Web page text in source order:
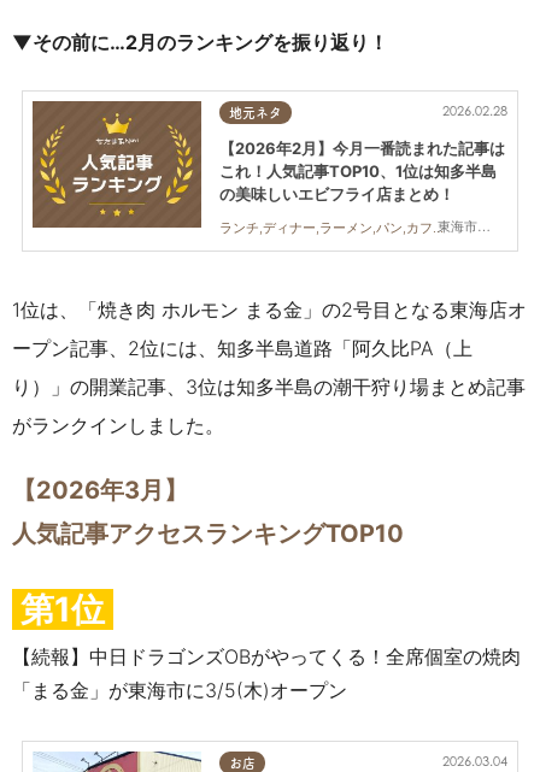
▼その前に…2月のランキングを振り返り！
地元ネタ
東海市,大府市,知多市,東浦町,阿久比町,半田市,常滑市,武豊町,美浜町,南知多町
2026.02.28
【2026年2月】今月一番読まれた記事は
これ！人気記事TOP10、1位は知多半島
の美味しいエビフライ店まとめ！
ランチ,ディナー,ラーメン,パン,カフェ,スイーツ,開店,観光,まとめ記事
1位は、「焼き肉 ホルモン まる金」の2号目となる東海店オ
ープン記事、 2位には、 知多半島道路「阿久比PA（上
り）」の開業記事、3位は知多半島の潮干狩り場まとめ記事
がランクインしました。
【2026年3月】
人気記事アクセスランキングTOP10
第1位
【続報】中日ドラゴンズOBがやってくる！全席個室の焼肉
「まる金」が東海市に3/5(木)オープン
お店 2026.03.04